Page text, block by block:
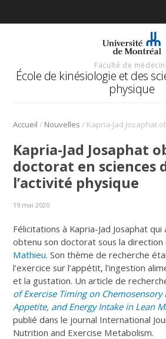
Faculté de
École de kinésiologie et des
physique
Accueil / Nouvelles /
Kapria-Jad Josaphat
doctorat en sciences
l’activité physique
19 mai 2020
Félicitations à Kapria-Jad Josaphat
obtenu son doctorat sous la direction
Mathieu. Son thème de recherche
l’exercice sur l’appétit, l’ingestion
et la gustation. Un article de
of Exercise Timing on Chemosensory
Appetite, and Energy Intake in Lean
publié dans le journal International
Nutrition and Exercise Metabolism.